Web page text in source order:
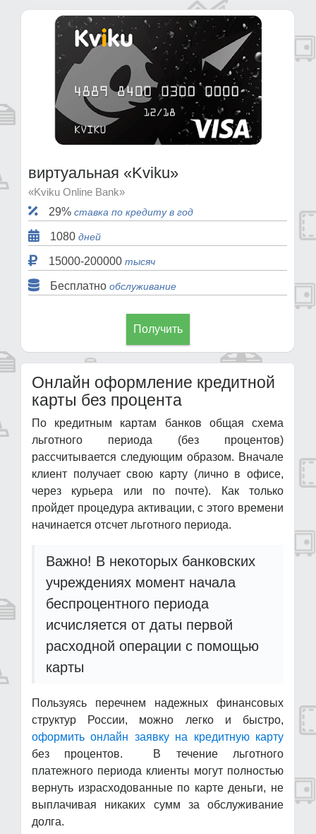
виртуальная «Kviku»
«Kviku Online Bank»
29% ставка по кредиту в год
1080 дней
15000-200000 тысяч
Бесплатно обслуживание
Получить
Онлайн оформление кредитной
карты без процента
По кредитным картам банков общая схема
льготного периода (без процентов)
рассчитывается следующим образом. Вначале
клиент получает свою карту (лично в офисе,
через курьера или по почте). Как только
пройдет процедура активации, с этого времени
начинается отсчет льготного периода.
Важно! В некоторых банковских
учреждениях момент начала
беспроцентного периода
исчисляется от даты первой
расходной операции с помощью
карты
Пользуясь перечнем надежных финансовых
структур России, можно легко и быстро,
оформить онлайн заявку на кредитную карту
без процентов. В течение льготного
платежного периода клиенты могут полностью
вернуть израсходованные по карте деньги, не
выплачивая никаких сумм за обслуживание
долга.